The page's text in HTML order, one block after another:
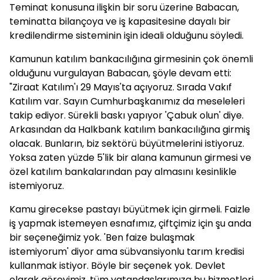
Teminat konusuna ilişkin bir soru üzerine Babacan,
teminatta bilançoya ve iş kapasitesine dayalı bir
kredilendirme sisteminin işin ideali olduğunu söyledi.
Kamunun katılım bankacılığına girmesinin çok önemli
olduğunu vurgulayan Babacan, şöyle devam etti:
"Ziraat Katılım'ı 29 Mayıs'ta açıyoruz. Sırada Vakıf
Katılım var. Sayın Cumhurbaşkanımız da meseleleri
takip ediyor. Sürekli baskı yapıyor 'Çabuk olun' diye.
Arkasından da Halkbank katılım bankacılığına girmiş
olacak. Bunların, biz sektörü büyütmelerini istiyoruz.
Yoksa zaten yüzde 5'lik bir alana kamunun girmesi ve
özel katılım bankalarından pay almasını kesinlikle
istemiyoruz.
Kamu girecekse pastayı büyütmek için girmeli. Faizle
iş yapmak istemeyen esnafımız, çiftçimiz için şu anda
bir seçeneğimiz yok. 'Ben faize bulaşmak
istemiyorum' diyor ama sübvansiyonlu tarım kredisi
kullanmak istiyor. Böyle bir seçenek yok. Devlet